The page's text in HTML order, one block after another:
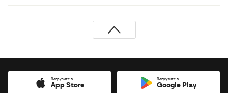
Загрузите в
App Store
Загрузите в
Google Play